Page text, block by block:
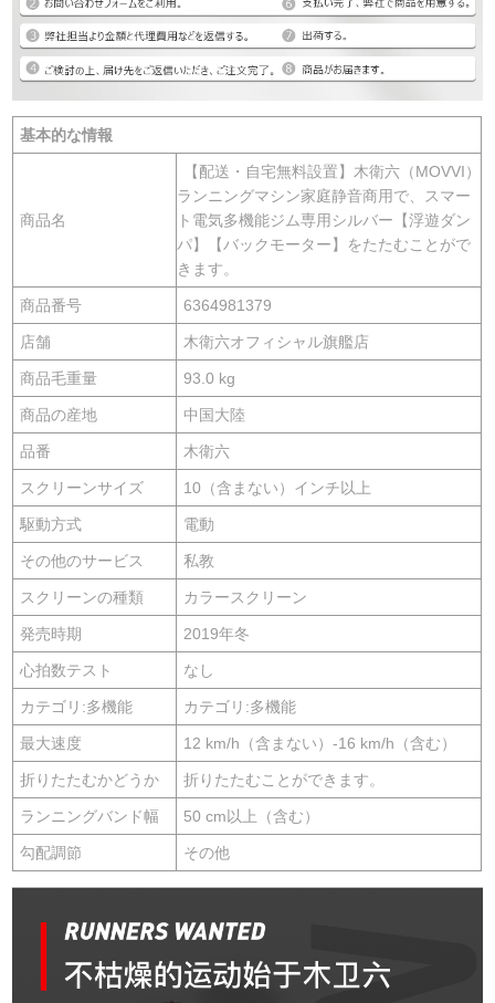
基本的な情報
商品名
【配送・自宅無料設置】木衛六（MOVVI）
ランニングマシン家庭静音商用で、スマー
ト電気多機能ジム専用シルバー【浮遊ダン
パ】【バックモーター】をたたむことがで
きます。
商品番号 6364981379
店舗 木衛六オフィシャル旗艦店
商品毛重量 93.0 kg
商品の産地 中国大陸
品番 木衛六
スクリーンサイズ 10（含まない）インチ以上
駆動方式 電動
その他のサービス 私教
スクリーンの種類 カラースクリーン
発売時期 2019年冬
心拍数テスト なし
カテゴリ:多機能 カテゴリ:多機能
最大速度 12 km/h（含まない）-16 km/h（含む）
折りたたむかどうか 折りたたむことができます。
ランニングバンド幅 50 cm以上（含む）
勾配調節 その他